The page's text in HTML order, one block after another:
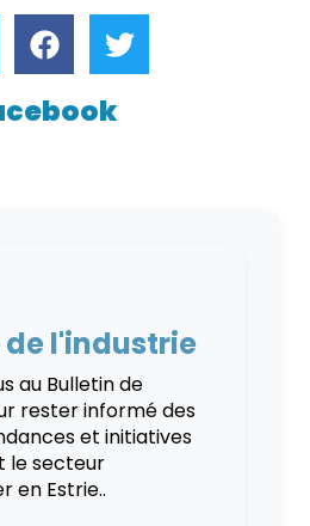
l'industrie
au Bulletin de
rester informé des
et initiatives
le secteur
en Estrie..